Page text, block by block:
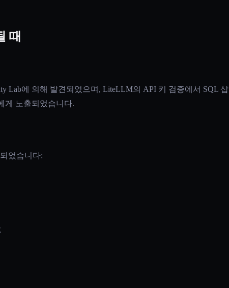
때
Lab에 의해 발견되었으며, LiteLLM의 API 키 검증에서 SQL 삽
게 노출되었습니다.
었습니다: